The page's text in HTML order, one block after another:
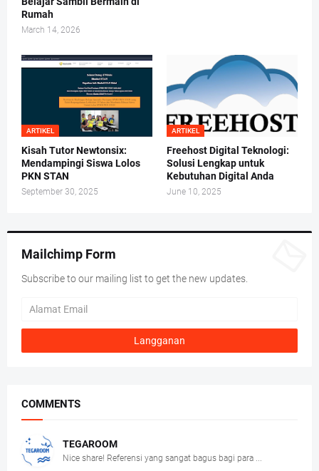
Rumah
March 14, 2026
ARTIKEL
Kisah Tutor Newtonsix:
Mendampingi Siswa Lolos
PKN STAN
September 30, 2025
ARTIKEL
Freehost Digital Teknologi:
Solusi Lengkap untuk
Kebutuhan Digital Anda
June 10, 2025
Mailchimp Form
Subscribe to our mailing list to get the new updates.
COMMENTS
TEGAROOM
Nice share! Referensi yang sangat bagus bagi para ...